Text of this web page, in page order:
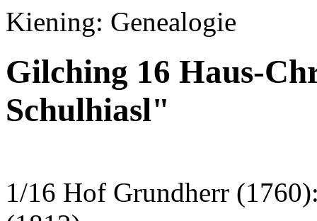
Kiening: Genealogie
Gilching 16 Haus-
Schulhiasl"
1/16 Hof Grundherr